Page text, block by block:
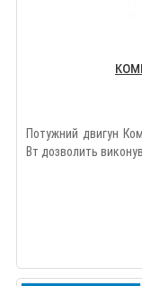
Потужний двигун
Вт дозволить